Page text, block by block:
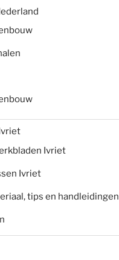
Ivriet
Ivriet
tips en handleidingen